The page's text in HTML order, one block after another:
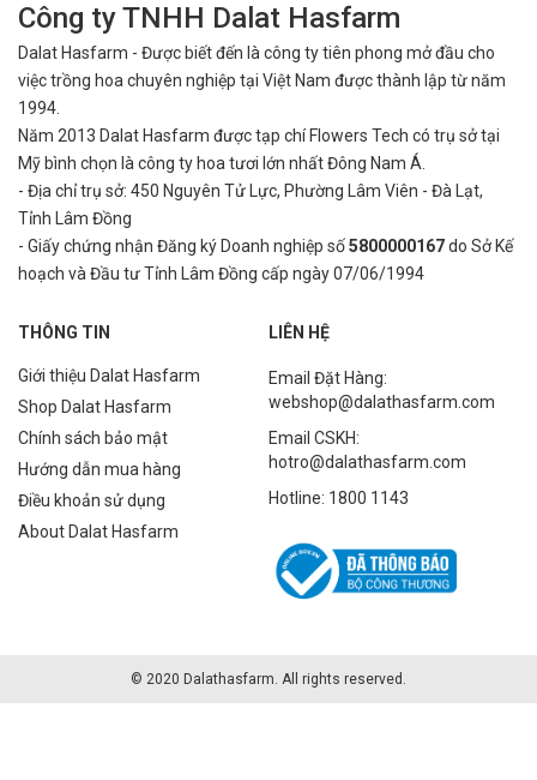
Công ty TNHH Dalat Hasfarm
Dalat Hasfarm - Được biết đến là công ty tiên phong mở đầu cho
việctrồng hoa chuyên nghiệp tại Việt Nam được thành lập từ năm
1994.
Năm 2013 Dalat Hasfarm được tạp chí Flowers Tech có trụ sở tại
Mỹ bình chọn là công ty hoa tươi lớn nhất Đông Nam Á.
- Địa chỉ trụ sở: 450 Nguyên Tử Lực, Phường Lâm Viên - Đà Lạt,
Tỉnh Lâm Đồng
- Giấy chứng nhận Đăng ký Doanh nghiệp số5800000167do Sở Kế
hoạch và Đầu tư Tỉnh Lâm Đồng cấp ngày 07/06/1994
THÔNG TIN
Giới thiệu Dalat Hasfarm
Shop Dalat Hasfarm
Chính sách bảo mật
Hướng dẫn mua hàng
Điều khoản sử dụng
About Dalat Hasfarm
LIÊN HỆ
Email Đặt Hàng:
webshop@dalathasfarm.com
Email CSKH:
hotro@dalathasfarm.com
Hotline: 1800 1143
© 2020 Dalathasfarm. All rights reserved.